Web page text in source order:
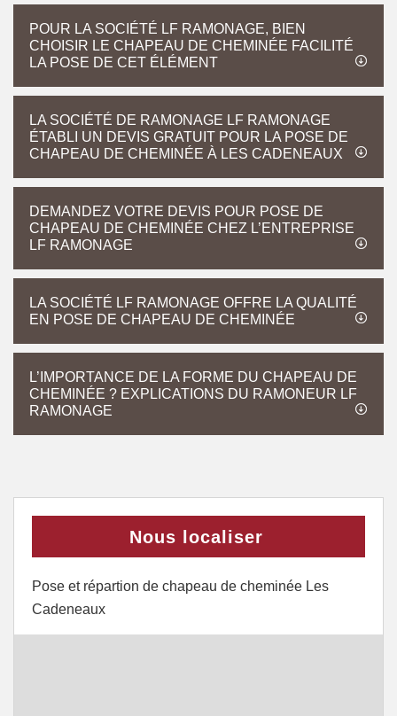
POUR LA SOCIÉTÉ LF RAMONAGE, BIEN
CHOISIR LE CHAPEAU DE CHEMINÉE FACILITÉ
LA POSE DE CET ÉLÉMENT
LA SOCIÉTÉ DE RAMONAGE LF RAMONAGE
ÉTABLI UN DEVIS GRATUIT POUR LA POSE DE
CHAPEAU DE CHEMINÉE À LES CADENEAUX
DEMANDEZ VOTRE DEVIS POUR POSE DE
CHAPEAU DE CHEMINÉE CHEZ L’ENTREPRISE
LF RAMONAGE
LA SOCIÉTÉ LF RAMONAGE OFFRE LA QUALITÉ
EN POSE DE CHAPEAU DE CHEMINÉE
L’IMPORTANCE DE LA FORME DU CHAPEAU DE
CHEMINÉE ? EXPLICATIONS DU RAMONEUR LF
RAMONAGE
Nous localiser
Pose et répartion de chapeau de cheminée Les
Cadeneaux